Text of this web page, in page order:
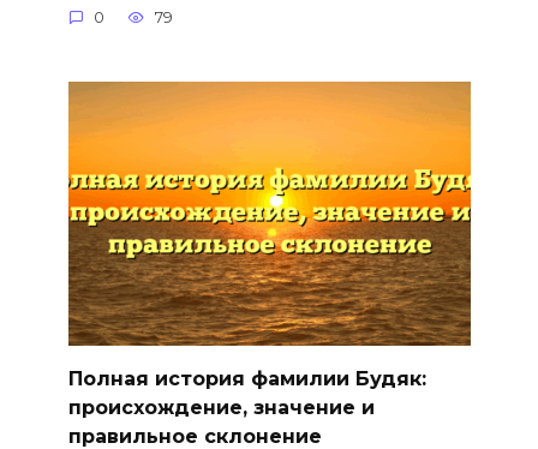
0 79
Полная история фамилии Будяк:
происхождение, значение и
правильное склонение